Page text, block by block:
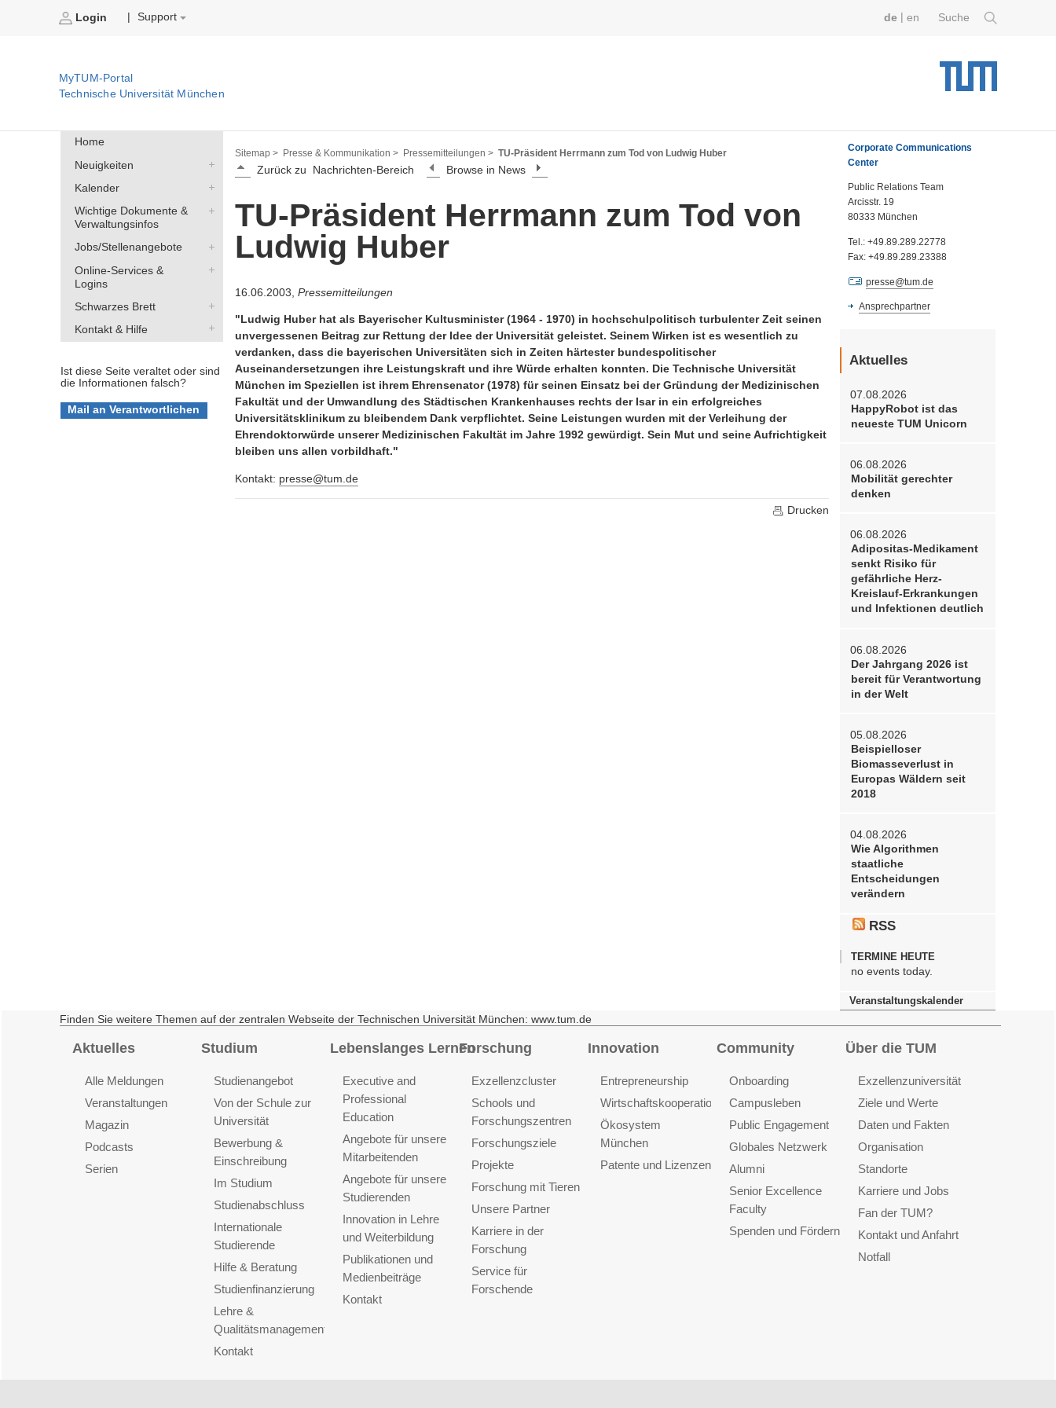
Login Support Suche
de en
MyTUM-Portal
Technische Universität München
Home
Neuigkeiten
Kalender
Wichtige Dokumente &
Verwaltungsinfos
Jobs/Stellenangebote
Online-Services &
Logins
Schwarzes Brett
Kontakt & Hilfe
Ist diese Seite veraltet oder sind
die Informationen falsch?
Sitemap > Presse & Kommunikation > Pressemitteilungen > TU-Präsident Herrmann zum Tod von Ludwig Huber
Zurück zu Nachrichten-Bereich Browse in News
TU-Präsident Herrmann zum Tod von
Ludwig Huber
16.06.2003, Pressemitteilungen
"Ludwig Huber hat als Bayerischer Kultusminister (1964 - 1970) in hochschulpolitisch turbulenter Zeit seinen
unvergessenen Beitrag zur Rettung der Idee der Universität geleistet. Seinem Wirken ist es wesentlich zu
verdanken, dass die bayerischen Universitäten sich in Zeiten härtester bundespolitischer
Auseinandersetzungen ihre Leistungskraft und ihre Würde erhalten konnten. Die Technische Universität
München im Speziellen ist ihrem Ehrensenator (1978) für seinen Einsatz bei der Gründung der Medizinischen
Fakultät und der Umwandlung des Städtischen Krankenhauses rechts der Isar in ein erfolgreiches
Universitätsklinikum zu bleibendem Dank verpflichtet. Seine Leistungen wurden mit der Verleihung der
Ehrendoktorwürde unserer Medizinischen Fakultät im Jahre 1992 gewürdigt. Sein Mut und seine Aufrichtigkeit
bleiben uns allen vorbildhaft."
Kontakt: presse@tum.de
Drucken
Corporate Communications
Center
Public Relations Team
Arcisstr. 19
80333 München
Tel.: +49.89.289.22778
Fax: +49.89.289.23388
presse@tum.de
Ansprechpartner
Aktuelles
07.08.2026
HappyRobot ist das
neueste TUM Unicorn
06.08.2026
Mobilität gerechter
denken
06.08.2026
Adipositas-Medikament
senkt Risiko für
gefährliche Herz-
Kreislauf-Erkrankungen
und Infektionen deutlich
06.08.2026
Der Jahrgang 2026 ist
bereit für Verantwortung
in der Welt
05.08.2026
Beispielloser
Biomasseverlust in
Europas Wäldern seit
2018
04.08.2026
Wie Algorithmen
staatliche
Entscheidungen
verändern
RSS
TERMINE HEUTE
no events today.
Veranstaltungskalender
Finden Sie weitere Themen auf der zentralen Webseite der Technischen Universität München: www.tum.de
Aktuelles
Alle Meldungen
Veranstaltungen
Magazin
Podcasts
Serien
Studium
Studienangebot
Von der Schule zur
Universität
Bewerbung &
Einschreibung
Im Studium
Studienabschluss
Internationale
Studierende
Hilfe & Beratung
Studienfinanzierung
Lehre &
Qualitätsmanagement
Kontakt
Lebenslanges Lernen
Executive and
Professional
Education
Angebote für unsere
Mitarbeitenden
Angebote für unsere
Studierenden
Innovation in Lehre
und Weiterbildung
Publikationen und
Medienbeiträge
Kontakt
Forschung
Exzellenzcluster
Schools und
Forschungszentren
Forschungsziele
Projekte
Forschung mit Tieren
Unsere Partner
Karriere in der
Forschung
Service für
Forschende
Innovation
Entrepreneurship
Wirtschaftskooperationen
Ökosystem
München
Patente und Lizenzen
Community
Onboarding
Campusleben
Public Engagement
Globales Netzwerk
Alumni
Senior Excellence
Faculty
Spenden und Fördern
Über die TUM
Exzellenzuniversität
Ziele und Werte
Daten und Fakten
Organisation
Standorte
Karriere und Jobs
Fan der TUM?
Kontakt und Anfahrt
Notfall